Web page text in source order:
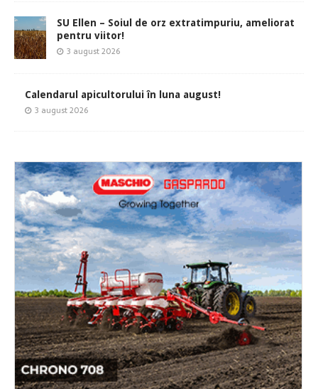
SU Ellen – Soiul de orz extratimpuriu, ameliorat
pentru viitor!
3 august 2026
Calendarul apicultorului în luna august!
3 august 2026